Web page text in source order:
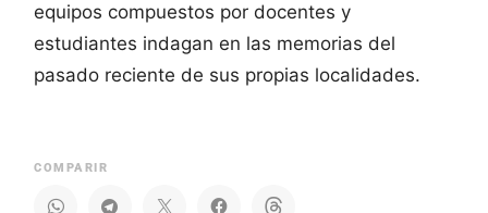
equipos compuestos por docentes y
estudiantes indagan en las memorias del
pasado reciente de sus propias localidades.
COMPARIR